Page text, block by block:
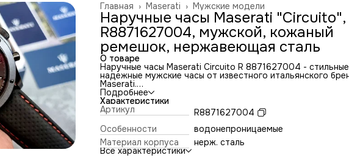
Мужские модели
Maserati ›
Главная ›
Наручные часы Maserati "Circuito",
R8871627004, мужской, кожаный
ремешок, нержавеющая сталь
О товаре
Наручные часы Maserati Circuito R 8871627004 -
надежные мужские часы от известного итальянского
Maserati.
Часы выполнены в классическом черном цвете, что
сочетать их с любым стилем одежды. Корпус изготовлен
нержавеющей стали, что гарантирует долговечность и
устойчивость к коррозии. Минеральное стекло
высокую ударопрочность и защиту от царапин.
Maserati Circuito R8871627004 оснащены качественным
кожаным ремешком, который обеспечивает комфортное
ношение на руке. Размер корпуса составляет 44 мм, что
Подробнее
Характеристики
Артикул
R8871627004
Особенности
водонепроницаемые
Материал корпуса
нерж. сталь
Все характеристики